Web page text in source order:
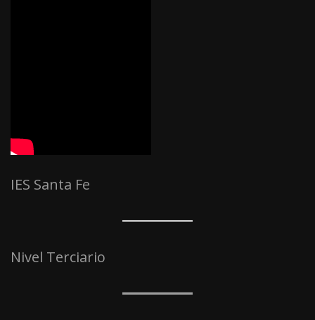
IES Santa Fe
Nivel Terciario